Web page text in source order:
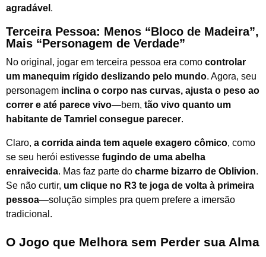
agradável .
Terceira Pessoa: Menos “Bloco de Madeira”,
Mais “Personagem de Verdade”
No original, jogar em terceira pessoa era como controlar
um manequim rígido deslizando pelo mundo. Agora, seu
personagem inclina o corpo nas curvas, ajusta o peso ao
correr e até parece vivo—bem, tão vivo quanto um
habitante de Tamriel consegue parecer.
Claro, a corrida ainda tem aquele exagero cômico, como
se seu herói estivesse fugindo de uma abelha
enraivecida. Mas faz parte do charme bizarro de Oblivion.
Se não curtir, um clique no R3 te joga de volta à primeira
pessoa—solução simples pra quem prefere a imersão
tradicional.
O Jogo que Melhora sem Perder sua Alma